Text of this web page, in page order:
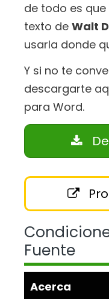
de todo es
texto de Walt
usarla donde
Y si no te
descargarte
para Word.
Fuente
Acerca